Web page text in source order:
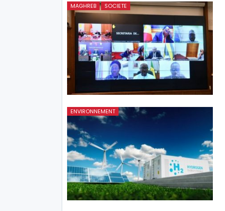
MAGHREB SOCIETE
ENVIRONNEMENT